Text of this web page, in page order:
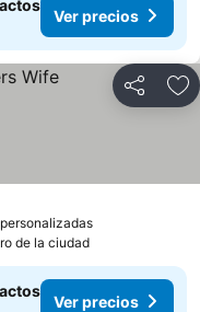
Ver precios
Compartir
Ver precios
de la ciudad
Ver precios